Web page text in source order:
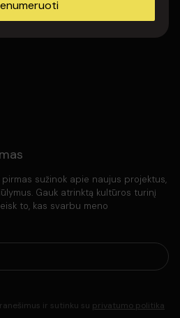
sužinok apie naujus projektus,
Gauk atrinktą kultūros turinį
to, kas svarbu meno
ir sutinku su privatumo politika